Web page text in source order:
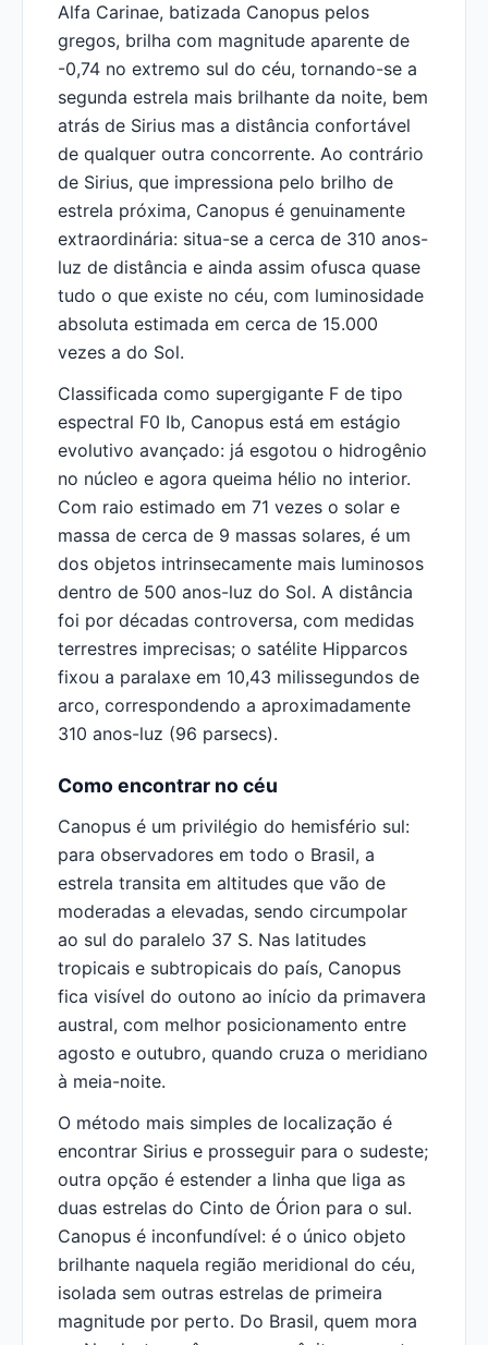
Alfa Carinae, batizada Canopus pelos
gregos, brilha com magnitude aparente de
-0,74 no extremo sul do céu, tornando-se a
segunda estrela mais brilhante da noite, bem
atrás de Sirius mas a distância confortável
de qualquer outra concorrente. Ao contrário
de Sirius, que impressiona pelo brilho de
estrela próxima, Canopus é genuinamente
extraordinária: situa-se a cerca de 310 anos-
luz de distância e ainda assim ofusca quase
tudo o que existe no céu, com luminosidade
absoluta estimada em cerca de 15.000
vezes a do Sol.
Classificada como supergigante F de tipo
espectral F0 Ib, Canopus está em estágio
evolutivo avançado: já esgotou o hidrogênio
no núcleo e agora queima hélio no interior.
Com raio estimado em 71 vezes o solar e
massa de cerca de 9 massas solares, é um
dos objetos intrinsecamente mais luminosos
dentro de 500 anos-luz do Sol. A distância
foi por décadas controversa, com medidas
terrestres imprecisas; o satélite Hipparcos
fixou a paralaxe em 10,43 milissegundos de
arco, correspondendo a aproximadamente
310 anos-luz (96 parsecs).
Como encontrar no céu
Canopus é um privilégio do hemisfério sul:
para observadores em todo o Brasil, a
estrela transita em altitudes que vão de
moderadas a elevadas, sendo circumpolar
ao sul do paralelo 37 S. Nas latitudes
tropicais e subtropicais do país, Canopus
fica visível do outono ao início da primavera
austral, com melhor posicionamento entre
agosto e outubro, quando cruza o meridiano
à meia-noite.
O método mais simples de localização é
encontrar Sirius e prosseguir para o sudeste;
outra opção é estender a linha que liga as
duas estrelas do Cinto de Órion para o sul.
Canopus é inconfundível: é o único objeto
brilhante naquela região meridional do céu,
isolada sem outras estrelas de primeira
magnitude por perto. Do Brasil, quem mora